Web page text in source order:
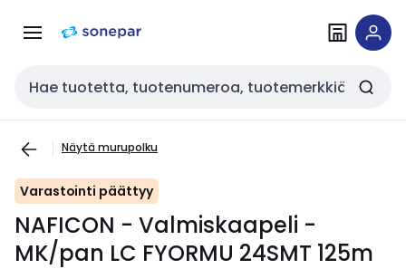
navigointiinsisältöön
Haku
Näytä murupolku
Varastointi päättyy
NAFICON - Valmiskaapeli -
MK/pan LC FYORMU 24SMT 125m